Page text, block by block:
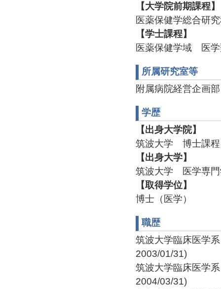
【大学院前期課程】
医薬保健学総合研
【学士課程】
医薬保健学域 医
所属研究室等
附属病院経営企画
学歴
【出身大学院】
筑波大学 博士課
【出身大学】
筑波大学 医学専
【取得学位】
博士（医学）
職歴
筑波大学臨床医学
2003/01/31)
筑波大学臨床医学
2004/03/31)